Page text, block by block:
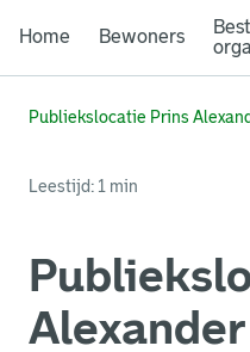
Home Bewoners
Publiekslocatie Prins
Leestijd: 1 min